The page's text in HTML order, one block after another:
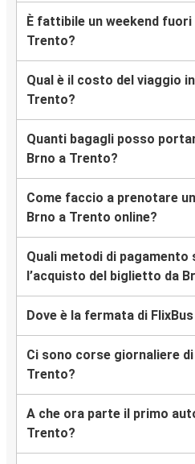
È fattibile un weekend
Trento?
Qual è il costo del viaggio
Trento?
Quanti bagagli posso
Brno a Trento?
Come faccio a prenotare
Brno a Trento online?
Quali metodi di
l’acquisto del biglietto da
Dove è la fermata di
Ci sono corse giornaliere di
Trento?
A che ora parte il primo
Trento?